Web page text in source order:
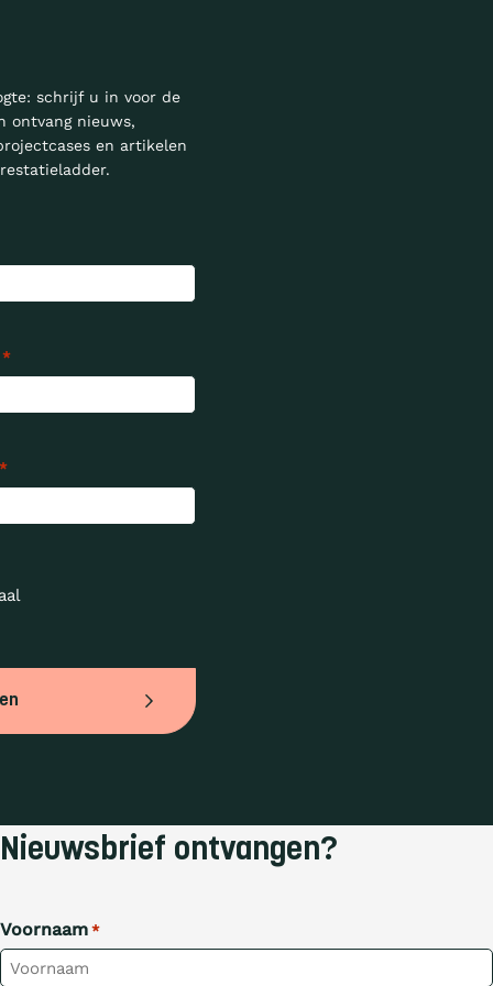
schrijf u in voor de
ontvang nieuws,
en artikelen
*
Nieuwsbrief ontvangen?
Voornaam *